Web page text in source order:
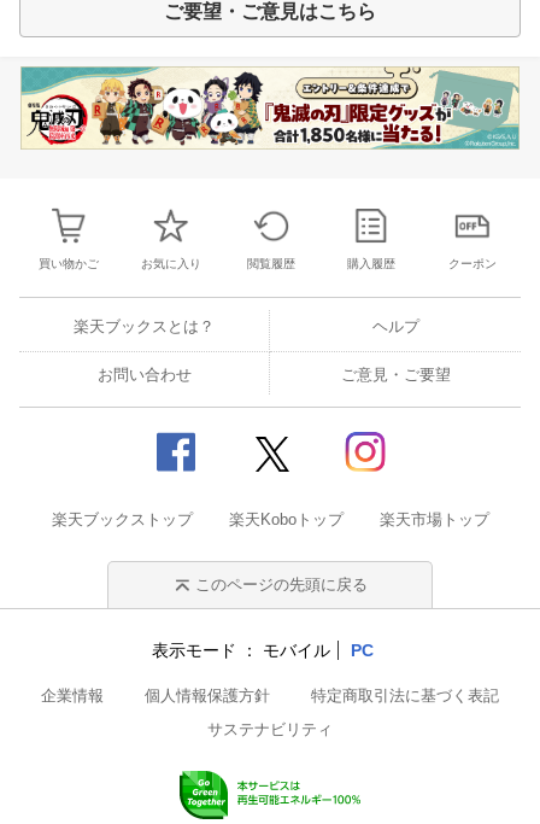
ご要望・ご意見はこちら
買い物かご お気に入り 閲覧履歴 購入履歴 クーポン
楽天ブックスとは？ ヘルプ
お問い合わせ ご意見・ご要望
楽天ブックストップ 楽天Koboトップ 楽天市場トップ
このページの先頭に戻る
表示モード モバイル PC
企業情報 個人情報保護方針
特定商取引法に基づく表記
サステナビリティ